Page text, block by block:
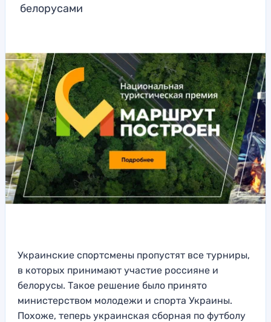
белорусами
Украинские спортсмены пропустят все турниры,
в которых принимают участие россияне и
белорусы. Такое решение было принято
министерством молодежи и спорта Украины.
Похоже, теперь украинская сборная по футболу